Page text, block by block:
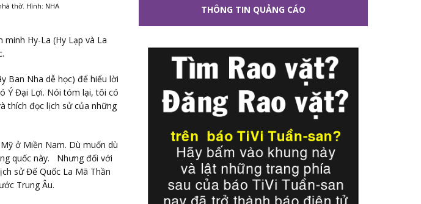
thờ. Hình: NHA
Hy-La (Hy Lạp và La
Ban Nha dễ học) để hiểu lời
Ý Đại Lợi. Nói tóm lại, tôi có
thích đọc lịch sử của những
ở Miền Nam. Dù muốn dù
quốc này. Nhưng đối với
sử Đế Quốc La Mã Thần
Trung Âu.
THÔNG TIN QUẢNG CÁO